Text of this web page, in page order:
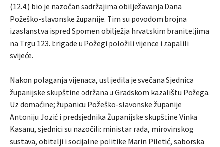
(12.4.) bio je nazočan sadržajima obilježavanja Dana
Požeško-slavonske županije. Tim su povodom brojna
izaslanstva ispred Spomen obilježja hrvatskim braniteljima
na Trgu 123. brigade u Požegi položili vijence i zapalili
svijeće.
Nakon polaganja vijenaca, uslijedila je svečana Sjednica
županijske skupštine održana u Gradskom kazalištu Požega.
Uz domaćine; županicu Požeško-slavonske županije
Antoniju Jozić i predsjednika Županijske skupštine Vinka
Kasanu, sjednici su nazočili: ministar rada, mirovinskog
sustava, obitelji i socijalne politike Marin Piletić, saborska